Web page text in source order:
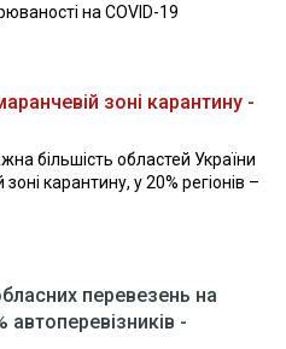
на COVID-19
зоні карантину -
більшість областей України
карантину, у 20% регіонів –
перевезень на
-